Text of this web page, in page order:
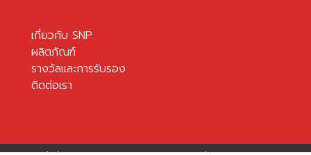
เกี่ยวกับ SNP
ผลิตภัณฑ์
รางวัลและการรับรอง
ติดต่อเรา